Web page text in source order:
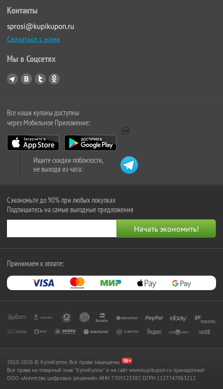
Контакты
sprosi@kupikupon.ru
Связаться с нами
Мы в Соцсетях
Все наши купоны доступны
через Мобильное Приложение:
Ищите скидки поблизости,
не выходя из чата:
Сэкономьте до 90% при любых покупках
Подпишитесь на самые выгодные предложения
Принимаем к оплате:
2010-2026 © КупиКупон. Все права защищены.
Все права на товарный знак "КупиКупон" и на сайт www.kupikupon.ru принадлежат
OOO «Агентство цифровых решений» ИНН 7705523387, ОГРН 1127747063212